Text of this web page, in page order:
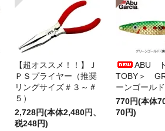
【超オススメ！！】Ｊ
ＰＳプライヤー（推奨
リングサイズ＃３～＃
５）
2,728円(本体2,480円、
税248円)
ABU
TOBY＞
ーンゴールド
770円(本体
70円)